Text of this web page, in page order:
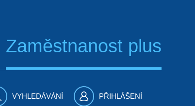
Zaměstnanost plus
VYHLEDÁVÁNÍ PŘIHLÁŠENÍ